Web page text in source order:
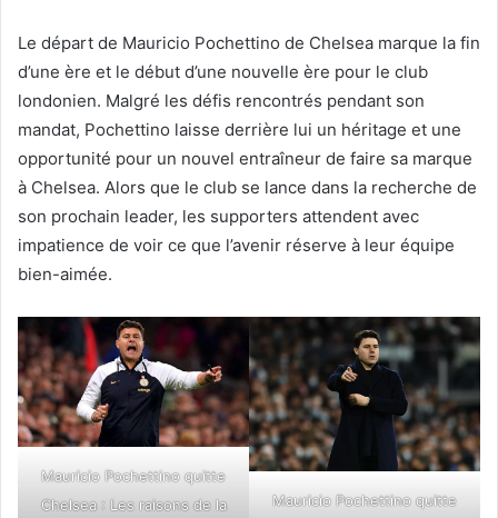
Le départ de Mauricio Pochettino de Chelsea marque la fin
d’une ère et le début d’une nouvelle ère pour le club
londonien. Malgré les défis rencontrés pendant son
mandat, Pochettino laisse derrière lui un héritage et une
opportunité pour un nouvel entraîneur de faire sa marque
à Chelsea. Alors que le club se lance dans la recherche de
son prochain leader, les supporters attendent avec
impatience de voir ce que l’avenir réserve à leur équipe
bien-aimée.
Mauricio Pochettino quitte
Chelsea : Les raisons de la
Mauricio Pochettino quitte